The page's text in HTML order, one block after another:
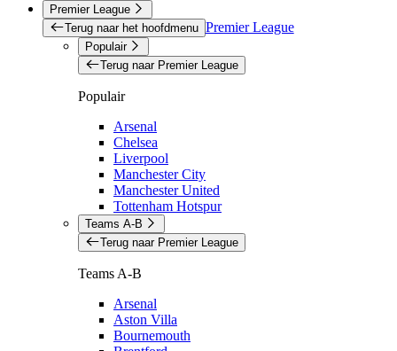
Premier League
Terug naar het hoofdmenu Premier League
Populair
Terug naar Premier League
Populair
Arsenal
Chelsea
Liverpool
Manchester City
Manchester United
Tottenham Hotspur
Teams A-B
Terug naar Premier League
Teams A-B
Arsenal
Aston Villa
Bournemouth